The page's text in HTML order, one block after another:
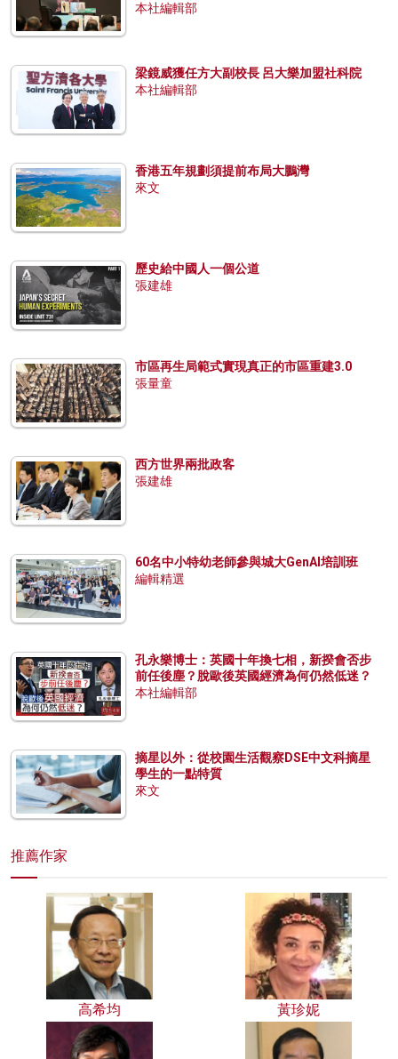
本社編輯部
梁鏡威獲任方大副校長 呂大樂加盟社科院
本社編輯部
香港五年規劃須提前布局大鵬灣
來文
歷史給中國人一個公道
張建雄
市區再生局範式實現真正的市區重建3.0
張量童
西方世界兩批政客
張建雄
60名中小特幼老師參與城大GenAI培訓班
編輯精選
孔永樂博士：英國十年換七相，新揆會否步
前任後塵？脫歐後英國經濟為何仍然低迷？
本社編輯部
摘星以外：從校園生活觀察DSE中文科摘星
學生的一點特質
來文
推薦作家
高希均 黃珍妮